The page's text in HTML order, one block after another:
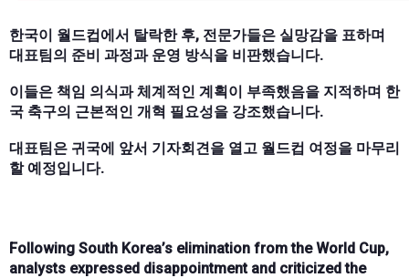
한국이 월드컵에서 탈락한 후, 전문가들은 실망감을 표하며
대표팀의 준비 과정과 운영 방식을 비판했습니다.
이들은 책임 의식과 체계적인 계획이 부족했음을 지적하며 한
국 축구의 근본적인 개혁 필요성을 강조했습니다.
대표팀은 귀국에 앞서 기자회견을 열고 월드컵 여정을 마무리
할 예정입니다.
Following South Korea’s elimination from the World Cup,
analysts expressed disappointment and criticized the